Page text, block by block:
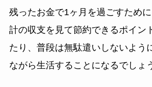
残ったお金で1ヶ月を過ごすため
計の収支を見て節約できるポイン
たり、普段は無駄遣いしないよう
ながら生活することになるでしょ